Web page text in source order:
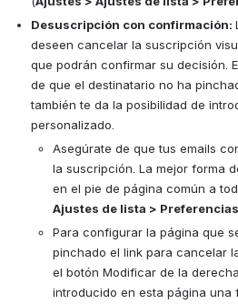
Desuscripción con confirmación:
deseen cancelar la suscripción
que podrán confirmar su decisión.
de que el destinatario no ha
también te da la posibilidad de
personalizado.
Asegúrate de que tus emails
la suscripción. La mejor forma
en el pie de página común a
Ajustes de lista > Preferencias
Para configurar la página que
pinchado el link para cancelar
el botón Modificar de la
introducido en esta página una